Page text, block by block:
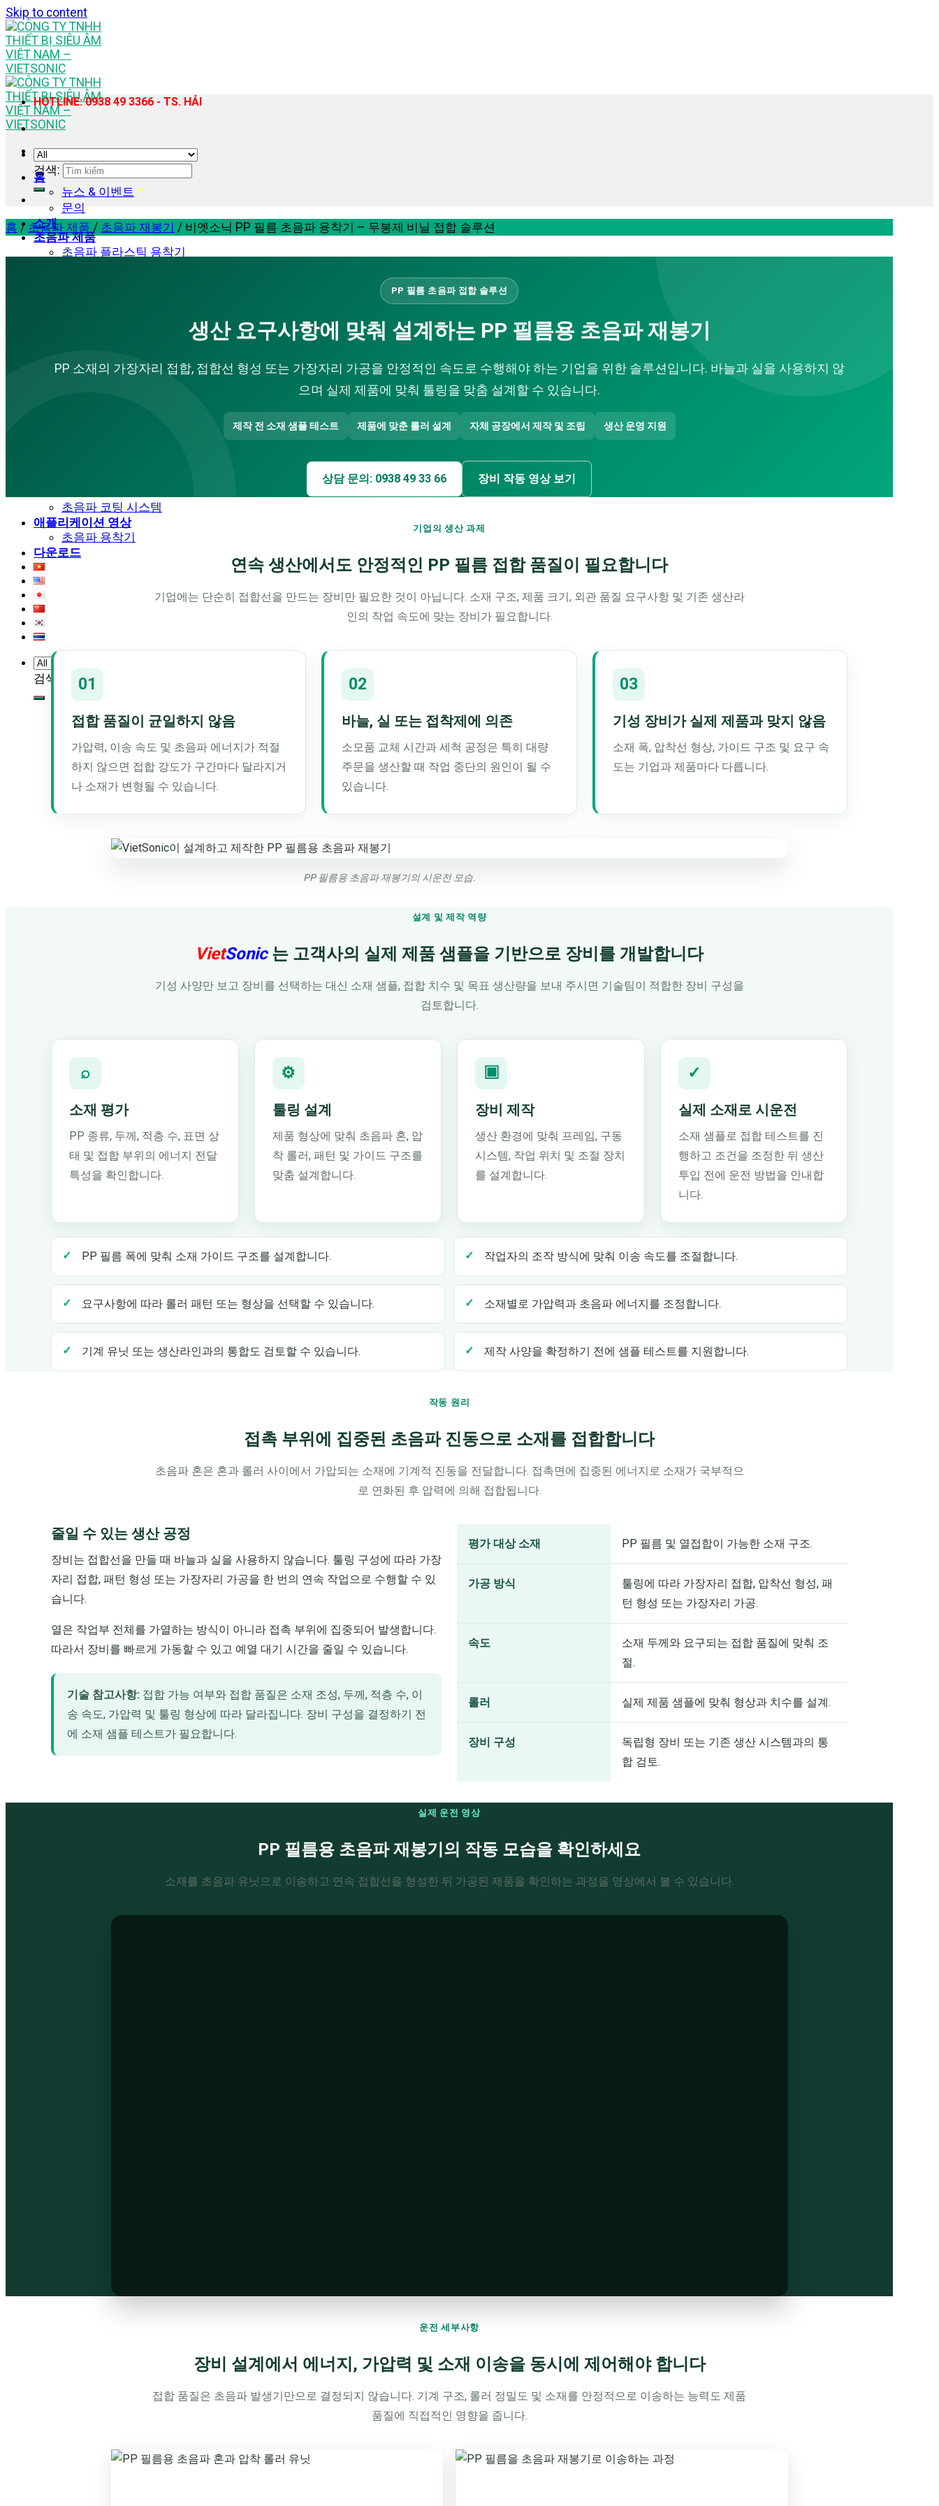
Skip to content
홈
뉴스 & 이벤트
문의
소개
초음파 제품
초음파 플라스틱 용착기
금속 초음파 용착기
초음파 코팅 시스템
애플리케이션 영상
초음파 용착기
다운로드
검색:
HOTLINE: 0938 49 3366 - TS. HẢI
검색:
홈 / 초음파 제품 / 초음파 재봉기 / 비엣소닉 PP 필름 초음파 융착기 – 무봉제 비닐 접합 솔루션
PP 필름 초음파 접합 솔루션
생산 요구사항에 맞춰 설계하는 PP 필름용 초음파 재봉기
PP 소재의 가장자리 접합, 접합선 형성 또는 가장자리 가공을 안정적인 속도로 수행해야 하는 기업을 위한 솔루션입니다. 바늘과 실을 사용하지 않
으며 실제 제품에 맞춰 툴링을 맞춤 설계할 수 있습니다.
제작 전 소재 샘플 테스트 제품에 맞춘 롤러 설계 자체 공장에서 제작 및 조립 생산 운영 지원
상담 문의: 0938 49 33 66 장비 작동 영상 보기
기업의 생산 과제
연속 생산에서도 안정적인 PP 필름 접합 품질이 필요합니다
기업에는 단순히 접합선을 만드는 장비만 필요한 것이 아닙니다. 소재 구조, 제품 크기, 외관 품질 요구사항 및 기존 생산라
인의 작업 속도에 맞는 장비가 필요합니다.
01
접합 품질이 균일하지 않음
가압력, 이송 속도 및 초음파 에너지가 적절
하지 않으면 접합 강도가 구간마다 달라지거
나 소재가 변형될 수 있습니다.
02
바늘, 실 또는 접착제에 의존
소모품 교체 시간과 세척 공정은 특히 대량
주문을 생산할 때 작업 중단의 원인이 될 수
있습니다.
03
기성 장비가 실제 제품과 맞지 않음
소재 폭, 압착선 형상, 가이드 구조 및 요구 속
도는 기업과 제품마다 다릅니다.
PP 필름용 초음파 재봉기의 시운전 모습.
설계 및 제작 역량
VietSonic는 고객사의 실제 제품 샘플을 기반으로 장비를 개발합니다
기성 사양만 보고 장비를 선택하는 대신 소재 샘플, 접합 치수 및 목표 생산량을 보내 주시면 기술팀이 적합한 장비 구성을
검토합니다.
⌕
소재 평가
PP 종류, 두께, 적층 수, 표면 상
태 및 접합 부위의 에너지 전달
특성을 확인합니다.
⚙
툴링 설계
제품 형상에 맞춰 초음파 혼, 압
착 롤러, 패턴 및 가이드 구조를
맞춤 설계합니다.
▣
장비 제작
생산 환경에 맞춰 프레임, 구동
시스템, 작업 위치 및 조절 장치
를 설계합니다.
✓
실제 소재로 시운전
소재 샘플로 접합 테스트를 진
행하고 조건을 조정한 뒤 생산
투입 전에 운전 방법을 안내합
니다.
PP 필름 폭에 맞춰 소재 가이드 구조를 설계합니다. 작업자의 조작 방식에 맞춰 이송 속도를 조절합니다.
요구사항에 따라 롤러 패턴 또는 형상을 선택할 수 있습니다. 소재별로 가압력과 초음파 에너지를 조정합니다.
기계 유닛 또는 생산라인과의 통합도 검토할 수 있습니다. 제작 사양을 확정하기 전에 샘플 테스트를 지원합니다.
작동 원리
접촉 부위에 집중된 초음파 진동으로 소재를 접합합니다
초음파 혼은 혼과 롤러 사이에서 가압되는 소재에 기계적 진동을 전달합니다. 접촉면에 집중된 에너지로 소재가 국부적으
로 연화된 후 압력에 의해 접합됩니다.
줄일 수 있는 생산 공정
장비는 접합선을 만들 때 바늘과 실을 사용하지 않습니다. 툴링 구성에 따라 가장
자리 접합, 패턴 형성 또는 가장자리 가공을 한 번의 연속 작업으로 수행할 수 있
습니다.
열은 작업부 전체를 가열하는 방식이 아니라 접촉 부위에 집중되어 발생합니다.
따라서 장비를 빠르게 가동할 수 있고 예열 대기 시간을 줄일 수 있습니다.
기술 참고사항: 접합 가능 여부와 접합 품질은 소재 조성, 두께, 적층 수, 이
송 속도, 가압력 및 툴링 형상에 따라 달라집니다. 장비 구성을 결정하기 전
에 소재 샘플 테스트가 필요합니다.
평가 대상 소재 PP 필름 및 열접합이 가능한 소재 구조.
가공 방식
툴링에 따라 가장자리 접합, 압착선 형성, 패
턴 형성 또는 가장자리 가공.
속도
소재 두께와 요구되는 접합 품질에 맞춰 조
절.
롤러 실제 제품 샘플에 맞춰 형상과 치수를 설계.
장비 구성
독립형 장비 또는 기존 생산 시스템과의 통
합 검토.
실제 운전 영상
PP 필름용 초음파 재봉기의 작동 모습을 확인하세요
소재를 초음파 유닛으로 이송하고 연속 접합선을 형성한 뒤 가공된 제품을 확인하는 과정을 영상에서 볼 수 있습니다.
운전 세부사항
장비 설계에서 에너지, 가압력 및 소재 이송을 동시에 제어해야 합니다
접합 품질은 초음파 발생기만으로 결정되지 않습니다. 기계 구조, 롤러 정밀도 및 소재를 안정적으로 이송하는 능력도 제품
품질에 직접적인 영향을 줍니다.